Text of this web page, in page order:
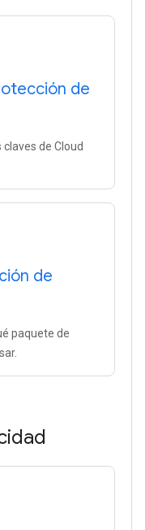
de
de Cloud
de
paquete de